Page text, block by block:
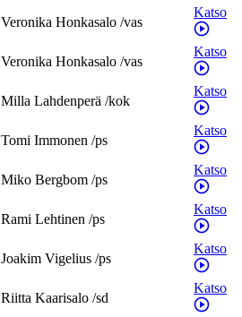
Veronika Honkasalo /vas
Katso
Veronika Honkasalo /vas
Katso
Milla Lahdenperä /kok
Katso
Tomi Immonen /ps
Katso
Miko Bergbom /ps
Katso
Rami Lehtinen /ps
Katso
Joakim Vigelius /ps
Katso
Riitta Kaarisalo /sd
Katso